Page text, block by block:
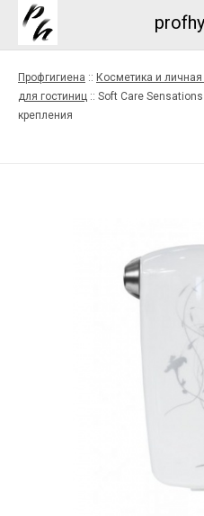
Профгигиена :: Косметика и личная
для гостиниц :: Soft Care
крепления